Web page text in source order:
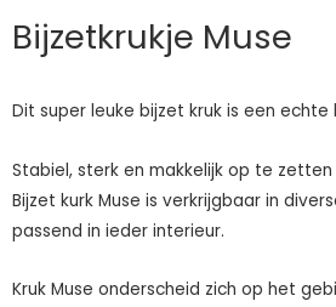
Bijzetkrukje Muse
Dit super leuke bijzet kruk is een echte
Stabiel, sterk en makkelijk op te
Bijzet kurk Muse is verkrijgbaar in
passend in ieder interieur.
Kruk Muse onderscheid zich op het